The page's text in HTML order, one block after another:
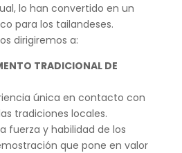
lo han convertido en un
para los tailandeses.
dirigiremos a:
TRADICIONAL DE
única en contacto con
tradiciones locales.
fuerza y habilidad de los
que pone en valor